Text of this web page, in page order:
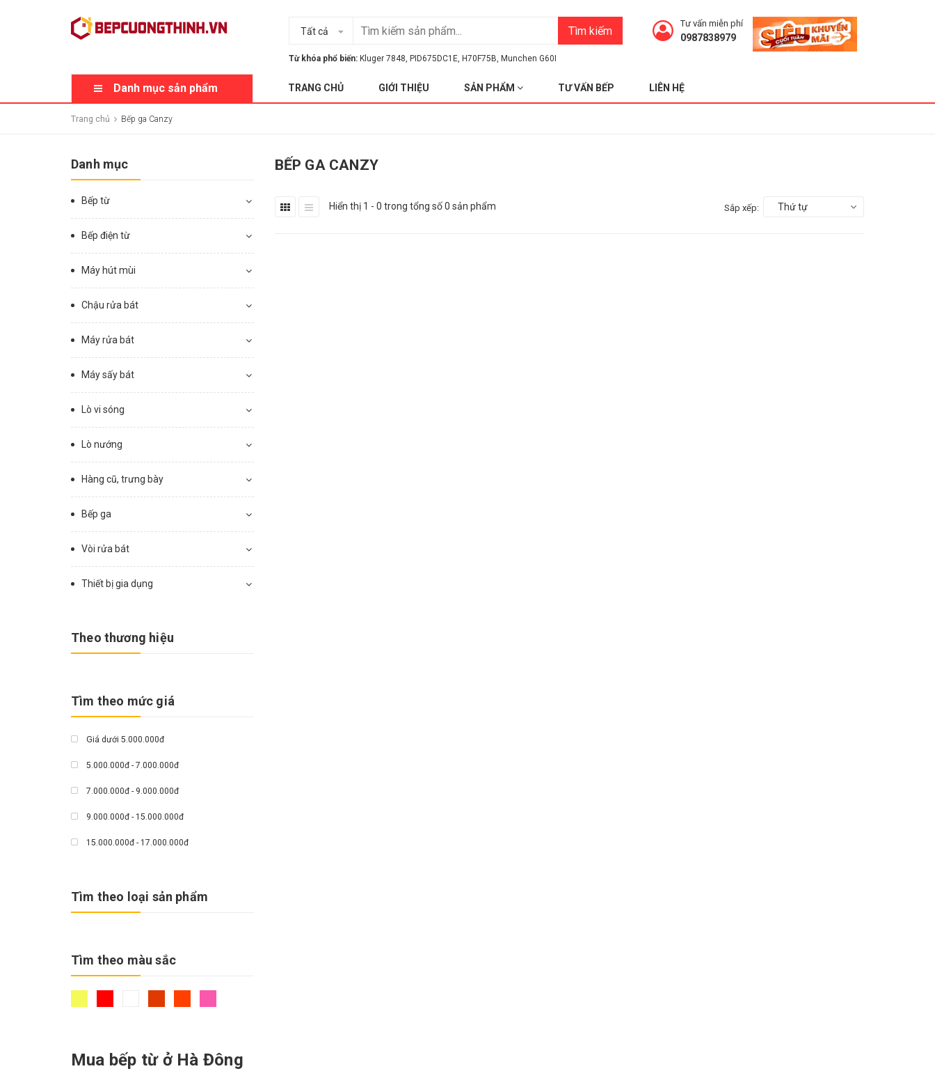
Tất cả Tìm kiếm
Từ khóa phổ biến: Kluger 7848, PID675DC1E, H70F75B, Munchen G60I
Tư vấn miễn phí
0987838979
Danh mục sản phẩm TRANG CHỦ GIỚI THIỆU SẢN PHẨM TƯ VẤN BẾP LIÊN HỆ
Trang chủ Bếp ga Canzy
BẾP GA CANZY
Hiển thị 1 - 0 trong tổng số 0 sản phẩm Sắp xếp: Thứ tự
Danh mục
Bếp từ
Bếp điện từ
Máy hút mùi
Chậu rửa bát
Máy rửa bát
Máy sấy bát
Lò vi sóng
Lò nướng
Hàng cũ, trưng bày
Bếp ga
Vòi rửa bát
Thiết bị gia dụng
Theo thương hiệu
Tìm theo mức giá
Giá dưới 5.000.000đ
5.000.000đ - 7.000.000đ
7.000.000đ - 9.000.000đ
9.000.000đ - 15.000.000đ
15.000.000đ - 17.000.000đ
Tìm theo loại sản phẩm
Tìm theo màu sắc
Mua bếp từ ở Hà Đông